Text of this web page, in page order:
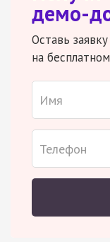
демо-
Оставь
на